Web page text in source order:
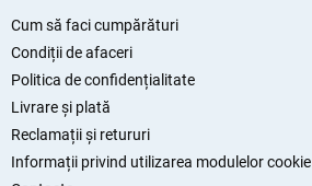
Cum să faci cumpărături
Condiții de afaceri
Politica de confidențialitate
Livrare și plată
Reclamații și retururi
Informații privind utilizarea modulelor cookie